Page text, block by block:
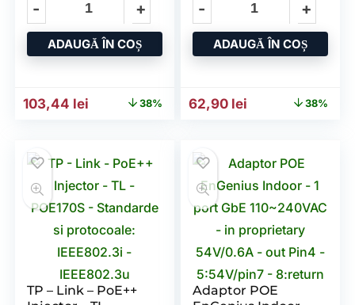
Gigabit Non – PoE
Port SPEC: Data
and Power Carried
ADAUGĂ ÎN COȘ
Prețul inițial a fost: 165,76 lei.
103,44 lei Prețul curent este: 103,44 lei.
38%
Mbit/s – viteza
transfer de date 10
– 100
ADAUGĂ ÎN COȘ
Prețul inițial a fost:
62,90 lei Prețul curent
38%
TP – Link – PoE++
Adaptor POE